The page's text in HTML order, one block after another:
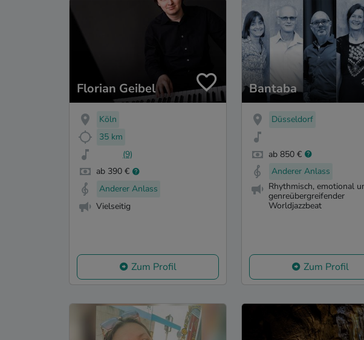
Florian Geibel
Köln
35 km
(9)
ab 390 €
Anderer Anlass
Vielseitig
Zum Profil
Bantaba
Düsseldorf
ab 850 €
Anderer Anlass
Rhythmisch, emotional
genreübergreifender
Worldjazzbeat
Zum Profil